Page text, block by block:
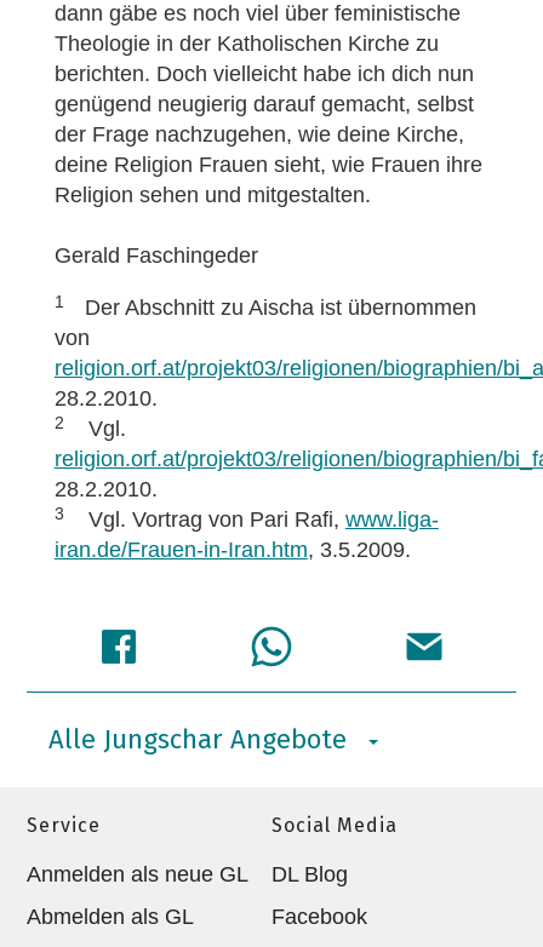
dann gäbe es noch viel über feministische
Theologie in der Katholischen Kirche zu
berichten. Doch vielleicht habe ich dich nun
genügend neugierig darauf gemacht, selbst
der Frage nachzugehen, wie deine Kirche,
deine Religion Frauen sieht, wie Frauen ihre
Religion sehen und mitgestalten.
Gerald Faschingeder
1
Der Abschnitt zu Aischa ist übernommen
von
religion.orf.at/projekt03/religionen/biographien/
28.2.2010.
2
Vgl.
religion.orf.at/projekt03/religionen/biographien/
28.2.2010.
3 Vgl. Vortrag von Pari Rafi, www.liga-
iran.de/Frauen-in-Iran.htm, 3.5.2009.
Alle Jungschar Angebote
Service
Anmelden als neue GL
Abmelden als GL
Social Media
DL Blog
Facebook